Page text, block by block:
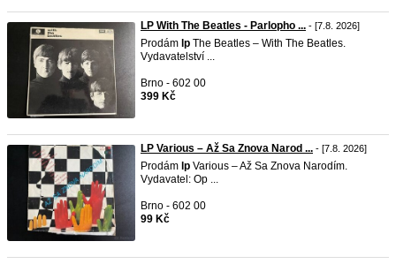
LP With The Beatles - Parlopho ... - [7.8. 2026]
Prodám lp The Beatles – With The Beatles.
Vydavatelství ...
Brno - 602 00
399 Kč
LP Various – Až Sa Znova Narod ... - [7.8. 2026]
Prodám lp Various – Až Sa Znova Narodím.
Vydavatel: Op ...
Brno - 602 00
99 Kč